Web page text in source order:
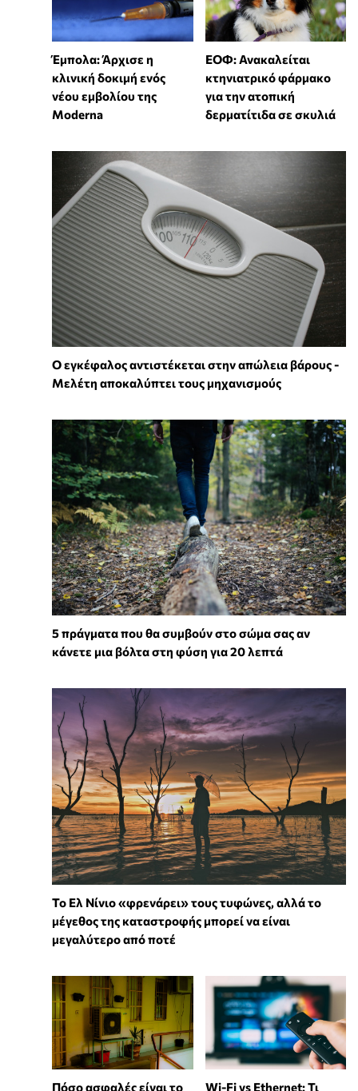
Έμπολα: Άρχισε η
κλινική δοκιμή ενός
νέου εμβολίου της
Moderna
ΕΟΦ: Ανακαλείται
κτηνιατρικό φάρμακο
για την ατοπική
δερματίτιδα σε σκυλιά
Ο εγκέφαλος αντιστέκεται στην απώλεια βάρους -
Μελέτη αποκαλύπτει τους μηχανισμούς
5 πράγματα που θα συμβούν στο σώμα σας αν
κάνετε μια βόλτα στη φύση για 20 λεπτά
Το Ελ Νίνιο «φρενάρει» τους τυφώνες, αλλά το
μέγεθος της καταστροφής μπορεί να είναι
μεγαλύτερο από ποτέ
Πόσο ασφαλές είναι το Wi-Fi vs Ethernet: Τι